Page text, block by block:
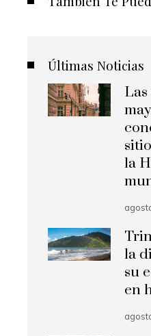
Últimas Noticias
la
la
su
en